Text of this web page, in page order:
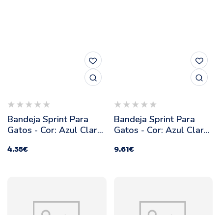
Bandeja Sprint Para
Gatos - Cor: Azul Claro
Cm
4.35€
Bandeja Sprint Para
Gatos - Cor: Azul Claro
Cm
9.61€